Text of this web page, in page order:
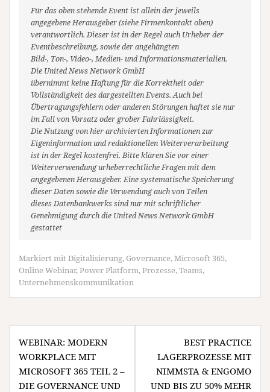
Für das oben stehende Event ist allein der jeweils
angegebene Herausgeber (siehe Firmenkontakt oben)
verantwortlich. Dieser ist in der Regel auch Urheber der
Eventbeschreibung, sowie der angehängten
Bild-, Ton-, Video-, Medien- und Informationsmaterialien.
Die United News Network GmbH
übernimmt keine Haftung für die Korrektheit oder
Vollständigkeit des dargestellten Events. Auch bei
Übertragungsfehlern oder anderen Störungen haftet sie nur
im Fall von Vorsatz oder grober Fahrlässigkeit.
Die Nutzung von hier archivierten Informationen zur
Eigeninformation und redaktionellen Weiterverarbeitung
ist in der Regel kostenfrei. Bitte klären Sie vor einer
Weiterverwendung urheberrechtliche Fragen mit dem
angegebenen Herausgeber. Eine systematische Speicherung
dieser Daten sowie die Verwendung auch von Teilen
dieses Datenbankwerks sind nur mit schriftlicher
Genehmigung durch die United News Network GmbH
gestattet
Markiert mit Digitalisierung,Governance,Microsoft 365,
Online Webinar,Power Platform,Prozesse,Teams,
Unternehmenskommunikation
Beitragsnavigation
WEBINAR: MODERN
WORKPLACE MIT
MICROSOFT 365 TEIL 2 –
DIE GOVERNANCE UND
BEST PRACTICE
LAGERPROZESSE MIT
NIMMSTA & ENGOMO
UND BIS ZU 50% MEHR